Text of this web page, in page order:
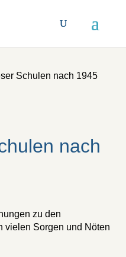
Schulen nach 1945
nach
zu den
vielen Sorgen und Nöten